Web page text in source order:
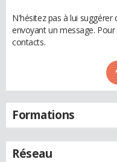
N'hésitez pas à lui
envoyant un message.
contacts.
Formations
Réseau